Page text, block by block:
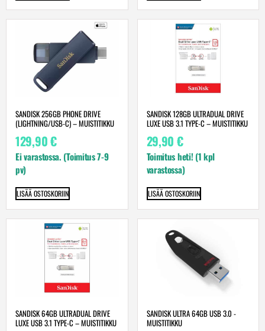
SANDISK 256GB PHONE DRIVE
(LIGHTNING/USB-C) – MUISTITIKKU
129,90€
Ei varastossa. (Toimitus 7-9
pv)
LISÄÄ OSTOSKORIIN
SANDISK 128GB ULTRADUAL DRIVE
LUXE USB 3.1 TYPE-C – MUISTITIKKU
29,90 €
Toimitus heti! (1 kpl
varastossa)
LISÄÄ OSTOSKORIIN
SANDISK 64GB ULTRADUAL DRIVE
LUXE USB 3.1 TYPE-C – MUISTITIKKU
SANDISK ULTRA 64GB USB 3.0 -
MUISTITIKKU